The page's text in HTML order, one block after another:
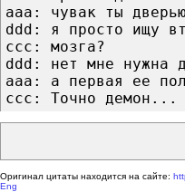
aaa: чувак ты
ddd: я просто ищу
ccc: мозга?
ddd: нет мне нужна
aaa: а первая ее
ccc: Точно демон...
Оригинал цитаты находится на сайте:
Eng